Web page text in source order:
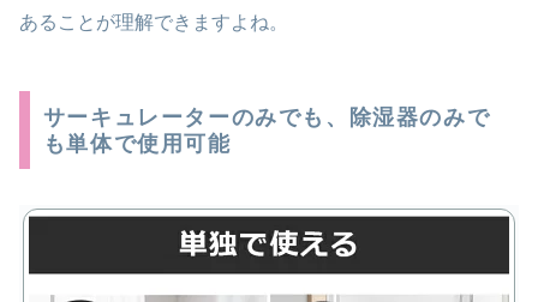
あることが理解できますよね。
サーキュレーターのみでも、除湿器のみで
も単体で使用可能